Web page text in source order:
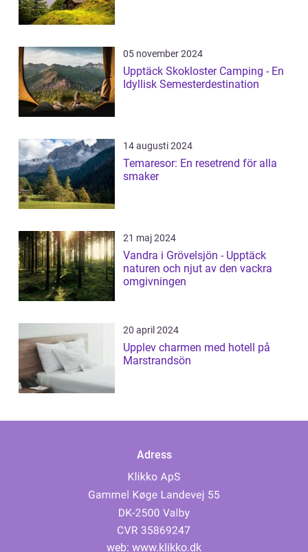
05 november 2024
Upptäck Skokloster Camping - En
Idyllisk Semesterdestination
14 augusti 2024
Temaresor: En resetrend för alla
smaker
21 maj 2024
Vandra i Grövelsjön - Upptäck
naturen och njut av den vackra
omgivningen
20 april 2024
Upplev charmen med hotell på
Marstrandsön
Adress
web: www.klikko.dk